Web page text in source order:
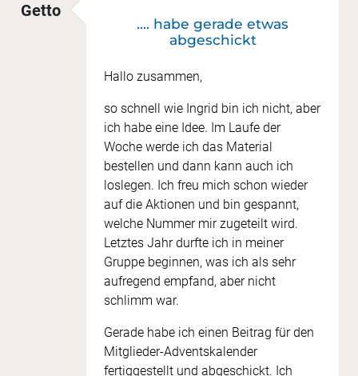
Getto
.... habe gerade etwas
abgeschickt
Hallo zusammen,
so schnell wie Ingrid bin ich nicht, aber
ich habe eine Idee. Im Laufe der
Woche werde ich das Material
bestellen und dann kann auch ich
loslegen. Ich freu mich schon wieder
auf die Aktionen und bin gespannt,
welche Nummer mir zugeteilt wird.
Letztes Jahr durfte ich in meiner
Gruppe beginnen, was ich als sehr
aufregend empfand, aber nicht
schlimm war.
Gerade habe ich einen Beitrag für den
Mitglieder-Adventskalender
fertiggestellt und abgeschickt. Ich